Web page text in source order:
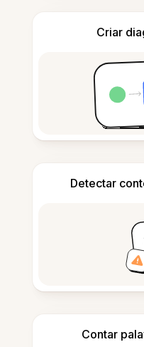
Criar
Detectar
Contar